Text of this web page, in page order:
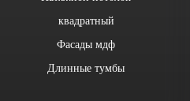
квадратный
Фасады мдф
Длинные тумбы